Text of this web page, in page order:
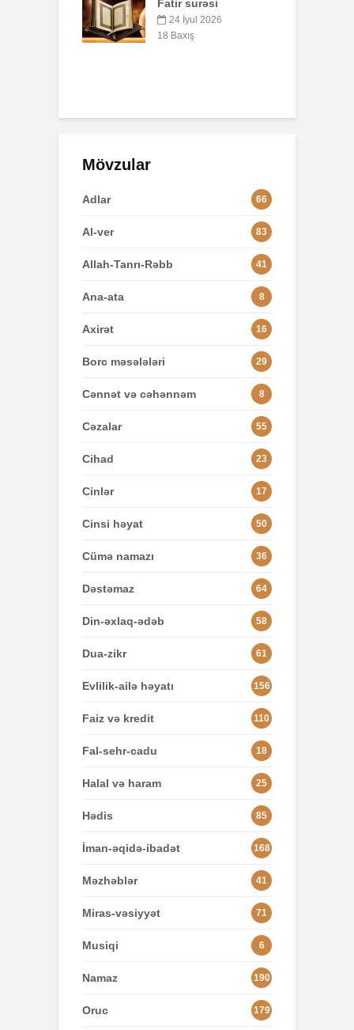
AŞURA BARƏDƏ
26 İyun 2026
Mövzular
Adlar 66
Al-ver 83
Allah-Tanrı-Rəbb 41
Ana-ata 8
Axirət 16
Borc məsələləri 29
Cənnət və cəhənnəm 8
Cəzalar 55
Cihad 23
Cinlər 17
Cinsi həyat 50
Cümə namazı 36
Dəstəmaz 64
Din-əxlaq-ədəb 58
Dua-zikr 61
Evlilik-ailə həyatı 156
Faiz və kredit 110
Fal-sehr-cadu 18
Halal və haram 25
Hədis 85
İman-əqidə-ibadət 168
Məzhəblər 41
Miras-vəsiyyət 71
Musiqi 6
Namaz 190
Oruc 179